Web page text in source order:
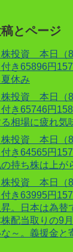
とページ
株投資 本日（
き65896円157
休み
株投資 本日（
き65746円
相場に疲れ気
株投資 本日（
き64565円
持ち株は上が
株投資 本日（
き63995円
。日本は為替
配当取りの9
～。義援金と